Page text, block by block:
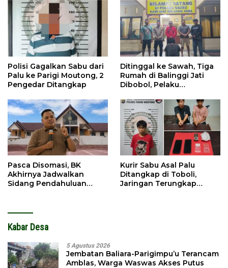
Polisi Gagalkan Sabu dari
Palu ke Parigi Moutong, 2
Pengedar Ditangkap
Ditinggal ke Sawah, Tiga
Rumah di Balinggi Jati
Dibobol, Pelaku
Pasca Disomasi, BK
Akhirnya Jadwalkan
Sidang Pendahuluan
Kurir Sabu Asal Palu
Ditangkap di Toboli,
Jaringan Terungkap
Kabar Desa
5 Agustus 2026
Jembatan Baliara-Parigimpu’u Terancam
Amblas, Warga Waswas Akses Putus